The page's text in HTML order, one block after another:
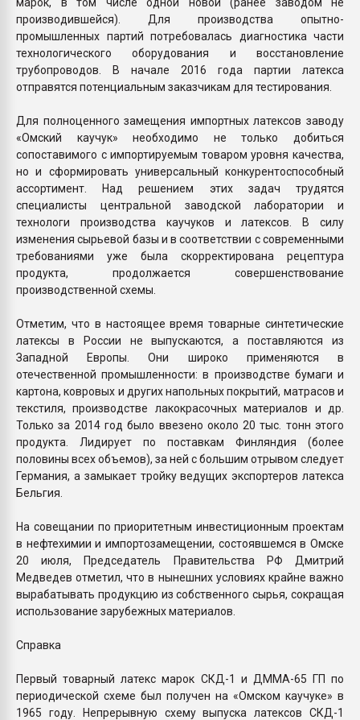
производившейся). Для производства опытно-
промышленных партий потребовалась диагностика части
технологического оборудования и восстановление
трубопроводов. В начале 2016 года партии латекса
отправятся потенциальным заказчикам для тестирования.
Для полноценного замещения импортных латексов заводу
«Омский каучук» необходимо не только добиться
сопоставимого с импортируемым товаром уровня качества,
но и сформировать универсальный конкурентоспособный
ассортимент. Над решением этих задач трудятся
специалисты центральной заводской лаборатории и
технологи производства каучуков и латексов. В силу
изменения сырьевой базы и в соответствии с современными
требованиями уже была скорректирована рецептура
продукта, продолжается совершенствование
производственной схемы.
Отметим, что в настоящее время товарные синтетические
латексы в России не выпускаются, а поставляются из
Западной Европы. Они широко применяются в
отечественной промышленности: в производстве бумаги и
картона, ковровых и других напольных покрытий, матрасов и
текстиля, производстве лакокрасочных материалов и др.
Только за 2014 год было ввезено около 20 тыс. тонн этого
продукта. Лидирует по поставкам Финляндия (более
половины всех объемов), за ней с большим отрывом следует
Германия, а замыкает тройку ведущих экспортеров латекса
Бельгия.
На совещании по приоритетным инвестиционным проектам
в нефтехимии и импортозамещении, состоявшемся в Омске
20 июля, Председатель Правительства РФ Дмитрий
Медведев отметил, что в нынешних условиях крайне важно
вырабатывать продукцию из собственного сырья, сокращая
использование зарубежных материалов.
Справка
Первый товарный латекс марок СКД-1 и ДММА-65 ГП по
периодической схеме был получен на «Омском каучуке» в
1965 году. Непрерывную схему выпуска латексов СКД-1